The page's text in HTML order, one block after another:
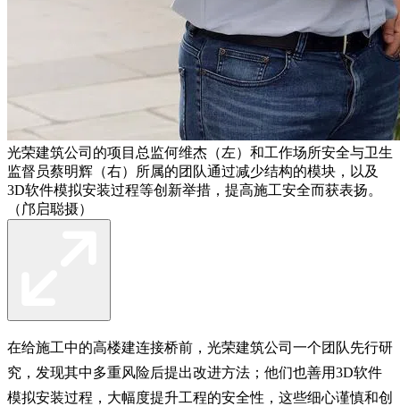
光荣建筑公司的项目总监何维杰（左）和工作场所安全与卫生
监督员蔡明辉（右）所属的团队通过减少结构的模块，以及
3D软件模拟安装过程等创新举措，提高施工安全而获表扬。
（邝启聪摄）
在给施工中的高楼建连接桥前，光荣建筑公司一个团队先行研
究，发现其中多重风险后提出改进方法；他们也善用3D软件
模拟安装过程，大幅度提升工程的安全性，这些细心谨慎和创